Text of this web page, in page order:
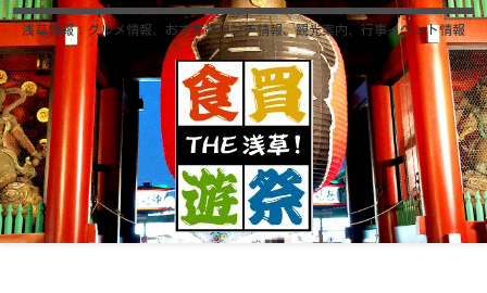
浅草情報；グルメ情報、おすすめランチ情報、観光案内、行事イベント情報